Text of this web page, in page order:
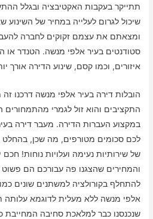
תתייקר בעקבות האקטיבציה ובגלל
שיכול לגרום לעלייה במחיר של
ומצאתם את עצמם זקוקים לחברה
סטודנטים בעיר אלפי מנשה. הטנדר
איזורים, וכמו קסם, שינוע הדירה אורך
הובלות דירה בעיר אלפי מנשה דרכנו
התקציבים והוא זול לגמרי מהתמחורים
במקצוע העברות הדירה. מעבר דירה
לכם סכומים מטורפים, מה שכן, בהחלט
של שירותיות נעימה ועלויות נוחות! חכם
והמחירים שהצגנו פה עבורכם הם פשוט
להתחלף בקורולציה למשתנים שונים כמו
אלפי מנשה ללא מעלית לדוגמא עלותה
שנכנסנו כבר למלאכת סחיבה המחייבת